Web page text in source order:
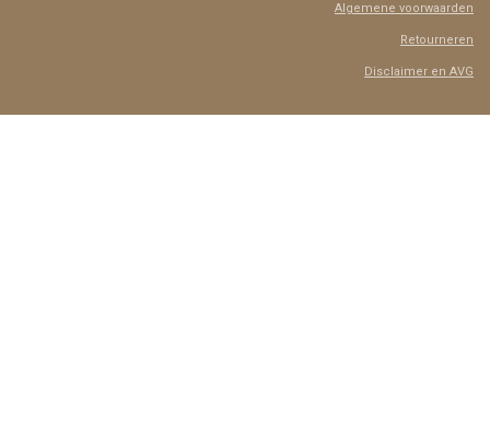
Algemene voorwaarden
Retourneren
Disclaimer en AVG